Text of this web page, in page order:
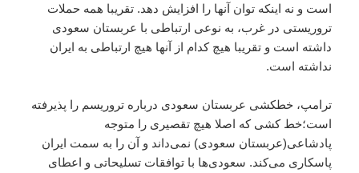
است و نه اینکه توان آنها را افزایش دهد. تقریبا همه حملات
تروریستی در غرب، به نوعی ارتباطی با عربستان سعودی
داشته است و تقریبا هیچ کدام از آنها هیچ ارتباطی به ایران
نداشته است.
ترامپ، خطکشی عربستان سعودی درباره تروریسم را پذیرفته
است؛‌خط کشی که اصلا هیچ تقصیری را متوجه
پادشاعی(عربستان سعودی) نمی‌داند و آن را به سمت ایران
پاسکاری می‌کند. سعودی‌ها با توافقات تسلیحاتی و اعطای